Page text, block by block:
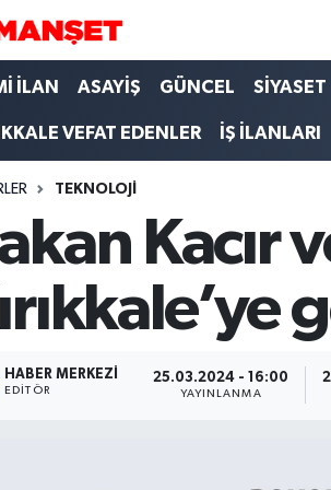
İLAN ASAYİŞ GÜNCEL SİYASET
VEFAT EDENLER İŞ İLANLARI
TEKNOLOJİ
Kacır
HABER MERKEZI
EDITÖR
25.03.2024 - 16:00
YAYINLANMA
Durumu ve Fikstür